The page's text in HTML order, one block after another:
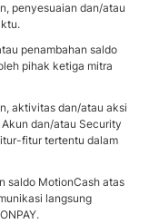
penyesuaian dan/atau
penambahan saldo
pihak ketiga mitra
aktivitas dan/atau aksi
dan/atau Security
fitur tertentu dalam
saldo MotionCash atas
langsung